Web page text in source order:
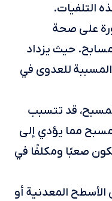
التلفيات.
على صحة
حيث يزداد
المسببة للعدوى في
قد تتسبب
مما يؤدي إلى
صعبًا ومكلفًا في
الأسطح المعدنية أو